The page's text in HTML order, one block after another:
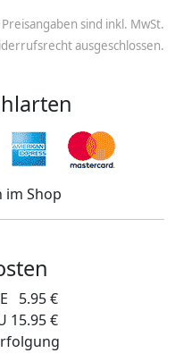
sind inkl. MwSt.
ausgeschlossen.
5.95 €
15.95 €